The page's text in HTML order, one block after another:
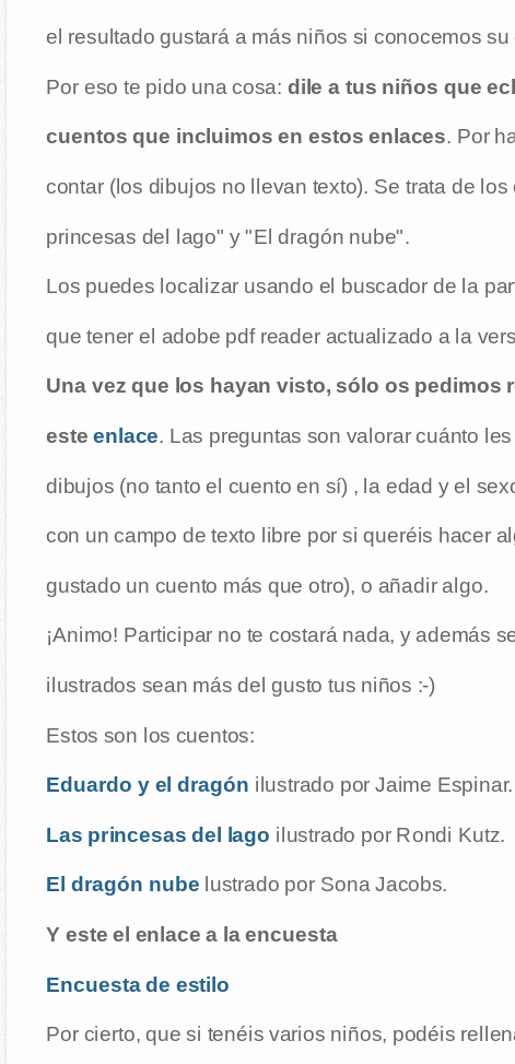
el resultado gustará a más niños si conocemos su
Por eso te pido una cosa: dile a tus niños que
cuentos que incluimos en estos enlaces. Por
contar (los dibujos no llevan texto). Se trata de
princesas del lago" y "El dragón nube".
Los puedes localizar usando el buscador de la
que tener el adobe pdf reader actualizado a la
Una vez que los hayan visto, sólo os pedimos
esteenlace. Las preguntas son valorar cuánto
dibujos (no tanto el cuento en sí) , la edad y el
con un campo de texto libre por si queréis hacer
gustado un cuento más que otro), o añadir algo.
¡Animo! Participar no te costará nada, y además
ilustrados sean más del gusto tus niños :-)
Estos son los cuentos:
Eduardo y el dragón ilustrado por Jaime Espinar.
Las princesas del lago ilustrado por Rondi Kutz.
El dragón nube lustrado por Sona Jacobs.
Y este el enlace a la encuesta
Encuesta de estilo
Por cierto, que si tenéis varios niños, podéis